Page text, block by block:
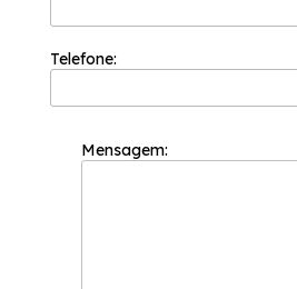
Telefone:
Mensagem: